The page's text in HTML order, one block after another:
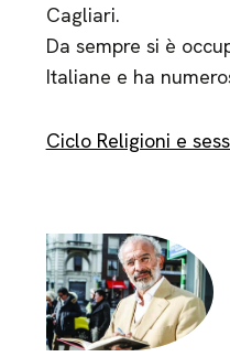
Cagliari.
Da sempre si è
Italiane e ha
Ciclo Religioni e